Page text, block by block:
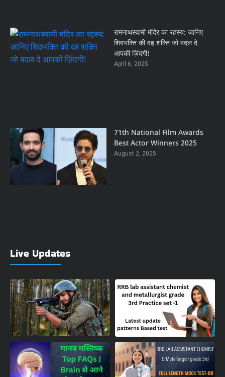
रामनाथस्वामी मंदिर का रहस्य: जानिए
शिवभक्ति की वह शक्ति जो बदल दे
आपकी ज़िंदगी!
April 6, 2025
71th National Film Awards
Best Actor Winners 2025
August 2, 2025
Live Updates